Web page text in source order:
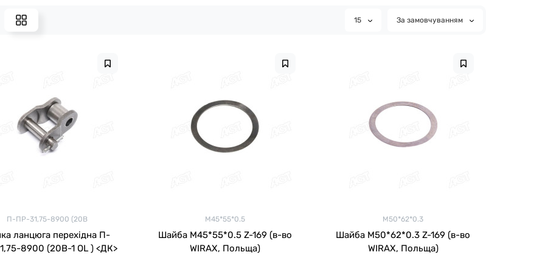
15 За замовчуванням
П-ПР-31,75-8900 (20B
ланцюга перехідна П-
8900 (20B-1 OL ) <ДК>
M45*55*0.5
Шайба M45*55*0.5 Z-169 (в-во
WIRAX, Польща)
M50*62*0.3
Шайба M50*62*0.3 Z-169 (в-во
WIRAX, Польща)